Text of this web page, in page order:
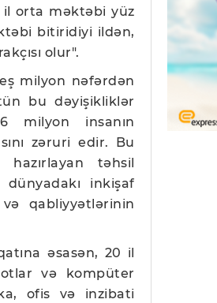
il orta məktəbi yüz
bitiridiyi ildən,
olur".
milyon nəfərdən
bu dəyişikliklər
milyon insanın
zəruri edir. Bu
təhsil
dünyadakı inkişaf
qabliyyətlərinin
əsasən, 20 il
və kompüter
ofis və inzibati